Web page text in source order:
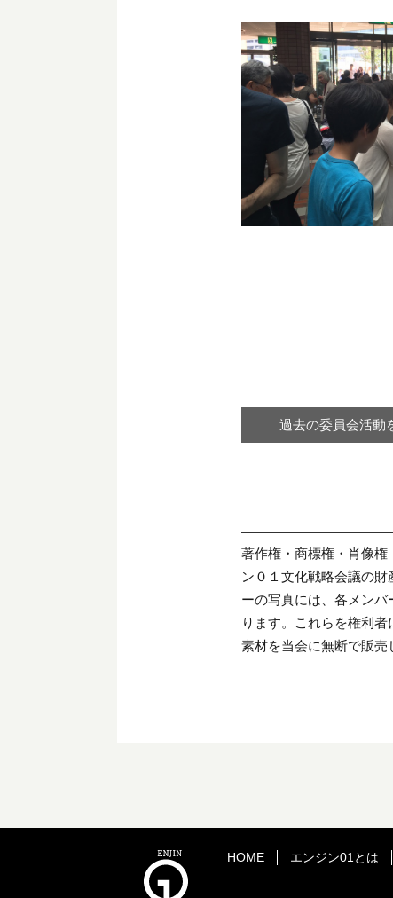
過去の委員会活動
著作権・商標権・肖像
ン０１文化戦略会議の
ーの写真には、各メン
ります。これらを権利
素材を当会に無断で販売
HOME エンジン01とは